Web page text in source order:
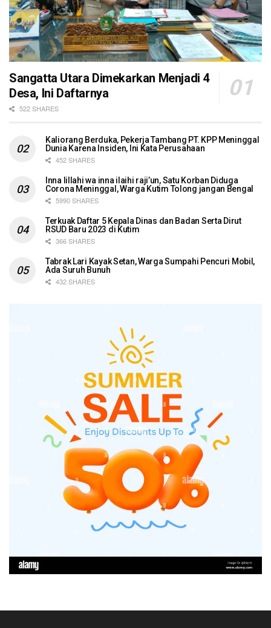
Sangatta Utara Dimekarkan Menjadi 4
Desa, Ini Daftarnya
522 SHARES
Kaliorang Berduka, Pekerja Tambang PT. KPP Meninggal
Dunia Karena Insiden, Ini Kata Perusahaan
452 SHARES
Inna lillahi wa inna ilaihi raji’un, Satu Korban Diduga
Corona Meninggal, Warga Kutim Tolong jangan Bengal
5990 SHARES
Terkuak Daftar 5 Kepala Dinas dan Badan Serta Dirut
RSUD Baru 2023 di Kutim
366 SHARES
Tabrak Lari Kayak Setan, Warga Sumpahi Pencuri Mobil,
Ada Suruh Bunuh
432 SHARES